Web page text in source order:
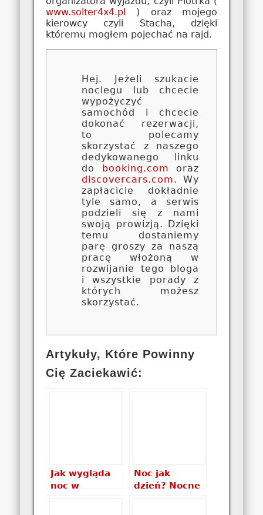
www.solter4x4.pl ) oraz mojego
kierowcy czyli Stacha, dzięki
któremu mogłem pojechać na rajd.
Hej. Jeżeli szukacie
noclegu lub chcecie
wypożyczyć
samochód i chcecie
dokonać rezerwacji,
to polecamy
skorzystać z naszego
dedykowanego linku
do booking.com oraz
discovercars.com. Wy
zapłacicie dokładnie
tyle samo, a serwis
podzieli się z nami
swoją prowizją. Dzięki
temu dostaniemy
parę groszy za naszą
pracę włożoną w
rozwijanie tego bloga
i wszystkie porady z
których możesz
skorzystać.
Artykuły, Które Powinny
Cię Zaciekawić:
Jak wygląda
noc w
Noc jak
dzień? Nocne